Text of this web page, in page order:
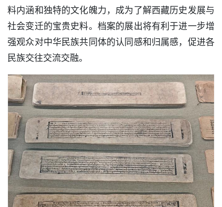
料内涵和独特的文化魄力，成为了解西藏历史发展与
社会变迁的宝贵史料。档案的展出将有利于进一步增
强观众对中华民族共同体的认同感和归属感，促进各
民族交往交流交融。